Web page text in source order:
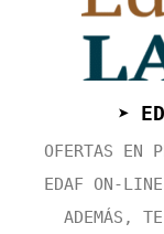
➤
OFERTAS EN
EDAF ON-
ADEMÁS,